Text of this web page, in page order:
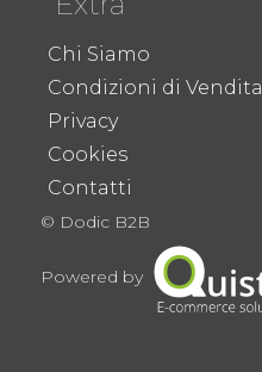
Chi Siamo
Condizioni di Vendita
Privacy
Cookies
Contatti
© Dodic B2B
Powered by